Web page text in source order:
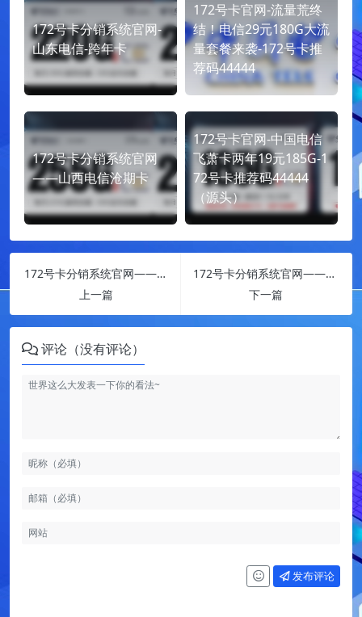
172号卡分销系统官网-
山东电信-跨年卡
172号卡官网-流量荒终
结！电信29元180G大流
量套餐来袭-172号卡推
荐码44444
172号卡分销系统官网
——山西电信沧期卡
172号卡官网-中国电信
飞萧卡两年19元185G-1
72号卡推荐码44444
（源头）
172号卡分销系统官网——广东移动沧移卡(升级款)
上一篇
172号卡分销系统官网——海南联通入秋卡
下一篇
评论（没有评论）
发布评论